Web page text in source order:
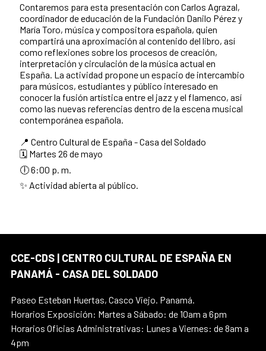
Contaremos para esta presentación con Carlos Agrazal,
coordinador de educación de la Fundación Danilo Pérez y
María Toro, música y compositora española, quien
compartirá una aproximación al contenido del libro, así
como reflexiones sobre los procesos de creación,
interpretación y circulación de la música actual en
España. La actividad propone un espacio de intercambio
para músicos, estudiantes y público interesado en
conocer la fusión artística entre el jazz y el flamenco, así
como las nuevas referencias dentro de la escena musical
contemporánea española.
📍 Centro Cultural de España - Casa del Soldado
🗓 Martes 26 de mayo
🕕 6:00 p. m.
✨ Actividad abierta al público.
CCE-CDS | CENTRO CULTURAL DE ESPAÑA EN
PANAMÁ - CASA DEL SOLDADO
Paseo Esteban Huertas, Casco Viejo. Panamá.
Horarios Exposición: Martes a Sábado: de 10am a 6pm
Horarios Oficias Administrativas: Lunes a Viernes: de 8am a
4pm